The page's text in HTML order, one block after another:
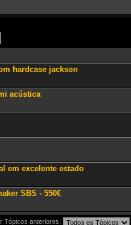
hardcase jackson
acústica
em excelente estado
SBS - 550€
Tópicos anteriores: